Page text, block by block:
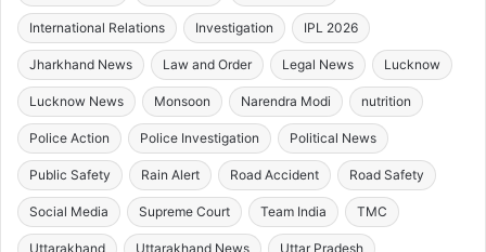
International Relations Investigation IPL 2026
Jharkhand News Law and Order Legal News Lucknow
Lucknow News Monsoon Narendra Modi nutrition
Police Action Police Investigation Political News
Public Safety Rain Alert Road Accident Road Safety
Social Media Supreme Court Team India TMC
Uttarakhand Uttarakhand News Uttar Pradesh